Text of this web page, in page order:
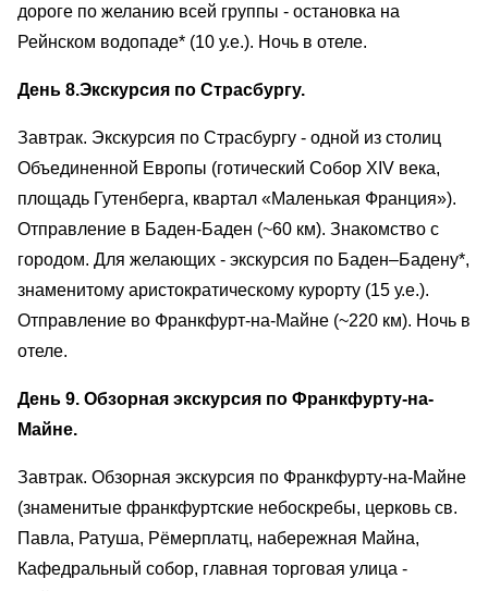
дороге по желанию всей группы - остановка на
Рейнском водопаде* (10 у.е.). Ночь в отеле.
День 8.Экскурсия по Страсбургу.
Завтрак. Экскурсия по Страсбургу - одной из столиц
Объединенной Европы (готический Собор XIV века,
площадь Гутенберга, квартал «Маленькая Франция»).
Отправление в Баден-Баден (~60 км). Знакомство с
городом. Для желающих - экскурсия по Баден–Бадену*,
знаменитому аристократическому курорту (15 у.е.).
Отправление во Франкфурт-на-Майне (~220 км). Ночь в
отеле.
День 9. Обзорная экскурсия по Франкфурту-на-
Майне.
Завтрак. Обзорная экскурсия по Франкфурту-на-Майне
(знаменитые франкфуртские небоскребы, церковь св.
Павла, Ратуша, Рёмерплатц, набережная Майна,
Кафедральный собор, главная торговая улица -